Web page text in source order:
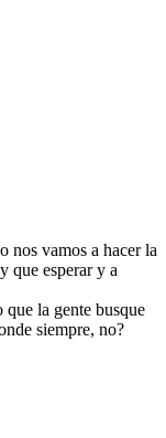
nos vamos a hacer la
que esperar y a
que la gente busque
siempre, no?